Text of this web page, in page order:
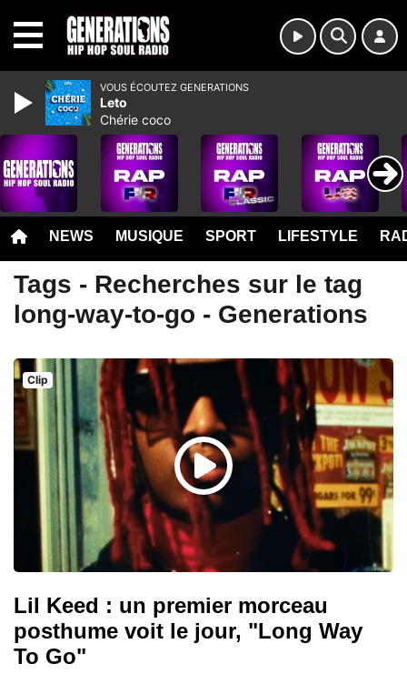
NEWS MUSIQUE SPORT LIFESTYLE
Tags - Recherches sur le tag
long-way-to-go - Generations
Clip
Lil Keed : un premier morceau
posthume voit le jour, "Long Way
To Go"
VOUS ÉCOUTEZ GENERATIONS
Leto
Chérie coco